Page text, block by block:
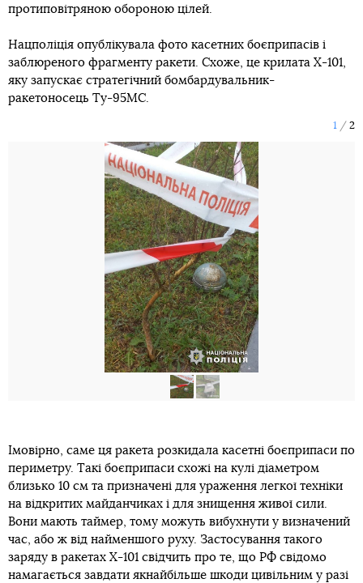
протиповітряною обороною цілей.
Нацполіція опублікувала фото касетних боєприпасів і
заблюреного фрагменту ракети. Схоже, це крилата Х-101,
яку запускає стратегічний бомбардувальник-
ракетоносець Ту-95МС.
1 2
Імовірно, саме ця ракета розкидала касетні боєприпаси по
периметру. Такі боєприпаси схожі на кулі діаметром
близько 10 см та призначені для ураження легкої техніки
на відкритих майданчиках і для знищення живої сили.
Вони мають таймер, тому можуть вибухнути у визначений
час, або ж від найменшого руху. Застосування такого
заряду в ракетах Х-101 свідчить про те, що РФ свідомо
намагається завдати якнайбільше шкоди цивільним у разі